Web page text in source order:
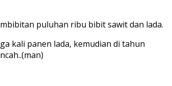
puluhan ribu bibit sawit dan lada.
kali panen lada, kemudian di tahun